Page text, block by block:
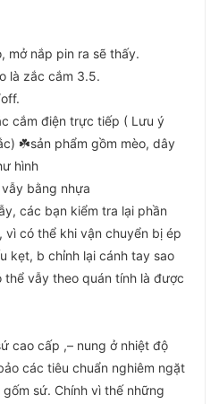
mở nắp pin ra sẽ thấy.
là zắc cắm 3.5.
cắm điện trực tiếp ( Lưu ý
☘️sản phẩm gồm mèo, dây
hình
bằng nhựa
các bạn kiểm tra lại phần
có thể khi vận chuyển bị ép
kẹt, b chỉnh lại cánh tay sao
vẫy theo quán tính là được
cao cấp ,– nung ở nhiệt độ
các tiêu chuẩn nghiêm ngặt
sứ. Chính vì thế những